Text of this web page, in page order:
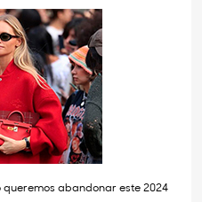
abandonar este 2024